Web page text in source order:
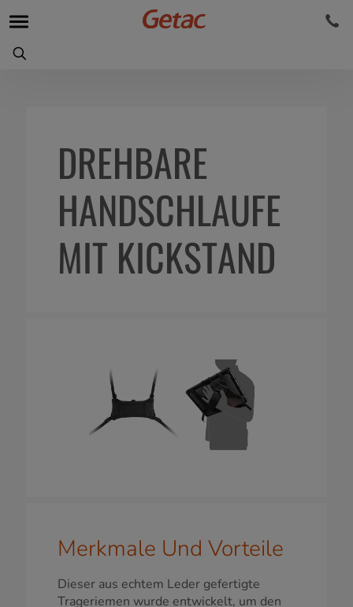
DREHBARE
HANDSCHLAUFE
MIT KICKSTAND
Merkmale Und Vorteile
Dieser aus echtem Leder gefertigte
Trageriemen wurde entwickelt, um den